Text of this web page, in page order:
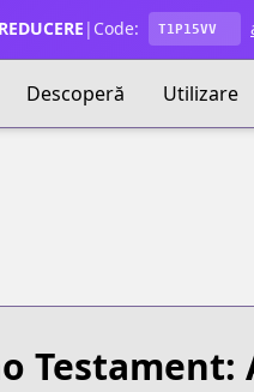
| Code: T1P15VV
Descoperă Utilizare
Testament: